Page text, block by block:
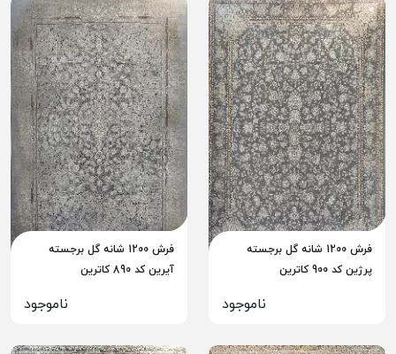
فرش 1200 شانه گل برجسته
پرژین کد 900 کاترین
ناموجود
فرش 1200 شانه گل برجسته
آیرین کد 890 کاترین
ناموجود